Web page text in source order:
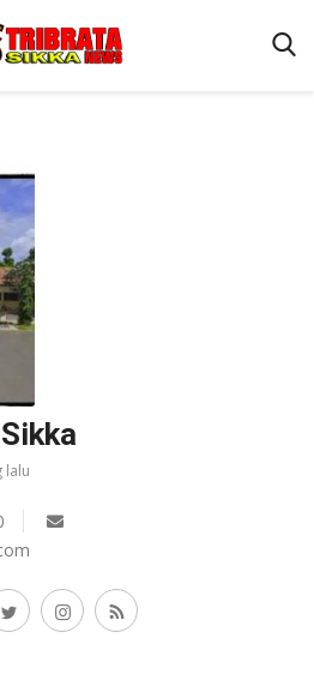
lalu